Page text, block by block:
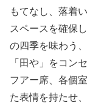
もてなし、落着
スペースを確保
の四季を味わう
「田や」をコン
フアー席、各個
た表情を持たせ